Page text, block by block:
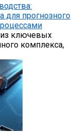
для прогнозного
из ключевых
комплекса,